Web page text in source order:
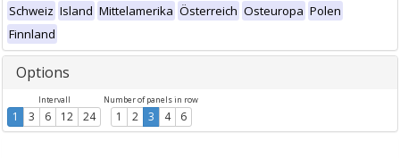
Schweiz Island Mittelamerika Österreich Osteuropa Polen
Finnland
Options
Intervall
1 3 6 12 24
Number of panels in row
1 2 3 4 6